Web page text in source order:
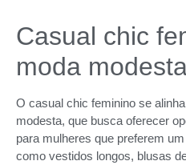
Casual chic
moda
O casual chic feminino se
modesta, que busca oferecer
para mulheres que preferem
como vestidos longos, blusas